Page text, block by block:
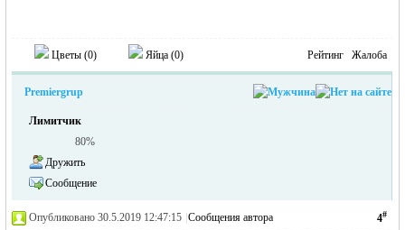
Цветы (0) Яйца (0) Рейтинг Жалоба
Premiergrup
Лимитчик
80%
Дружить
Сообщение
4#
Опубликовано 30.5.2019 12:47:15 Сообщения автора